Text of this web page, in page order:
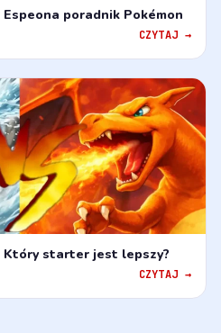
poradnik Pokémon
CZYTAJ →
Który starter jest lepszy?
CZYTAJ →